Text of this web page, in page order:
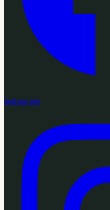
Instagram